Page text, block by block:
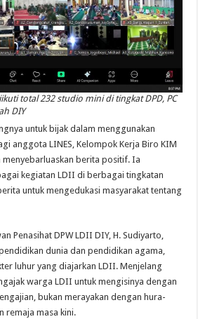
total 232 studio mini di tingkat DPD, PC
DIY
untuk bijak dalam menggunakan
anggota LINES, Kelompok Kerja Biro KIM
menyebarluaskan berita positif. Ia
kegiatan LDII di berbagai tingkatan
untuk mengedukasi masyarakat tentang
Penasihat DPW LDII DIY, H. Sudiyarto,
dunia dan pendidikan agama,
luhur yang diajarkan LDII. Menjelang
warga LDII untuk mengisinya dengan
bukan merayakan dengan hura-
remaja masa kini.